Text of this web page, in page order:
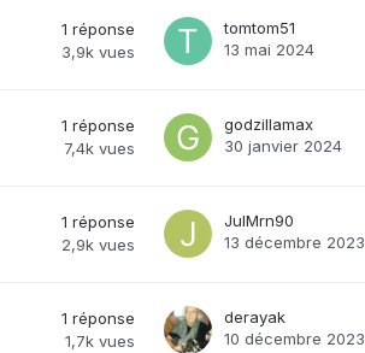
1 réponse
3,9k vues
tomtom51
13 mai 2024
1 réponse
7,4k vues
godzillamax
30 janvier 2024
1 réponse
2,9k vues
JulMrn90
13 décembre 2023
1 réponse
1,7k vues
derayak
10 décembre 2023